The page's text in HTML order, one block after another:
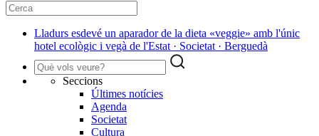
Lladurs esdevé un aparador de la dieta «veggie» amb l'únic
hotel ecològic i vegà de l'Estat · Societat · Berguedà
Seccions
Últimes notícies
Agenda
Societat
Cultura